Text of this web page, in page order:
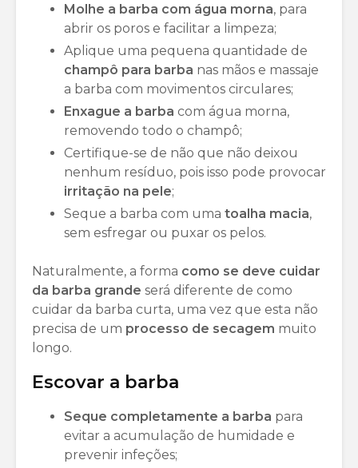
Molhe a barba com água morna, para
abrir os poros e facilitar a limpeza;
Aplique uma pequena quantidade de
champô para barba nas mãos e massaje
a barba com movimentos circulares;
Enxague a barba com água morna,
removendo todo o champô;
Certifique-se de não que não deixou
nenhum resíduo, pois isso pode provocar
irritação na pele;
Seque a barba com uma toalha macia,
sem esfregar ou puxar os pelos.
Naturalmente, a forma como se deve cuidar
da barba grande será diferente de como
cuidar da barba curta, uma vez que esta não
precisa de um processo de secagem muito
longo.
Escovar a barba
Seque completamente a barba para
evitar a acumulação de humidade e
prevenir infeções;